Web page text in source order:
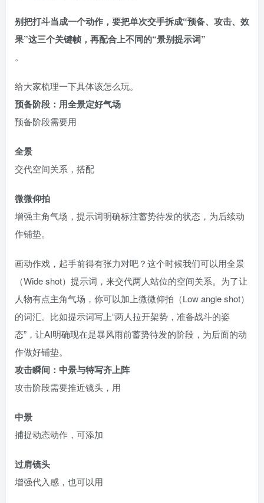
别把打斗当成一个动作，要把单次交手拆成“预备、攻击、效
果”这三个关键帧，再配合上不同的“景别提示词”
。
给大家梳理一下具体该怎么玩。
预备阶段：用全景定好气场
预备阶段需要用
全景
交代空间关系，搭配
微微仰拍
增强主角气场，提示词明确标注蓄势待发的状态，为后续动
作铺垫。
画动作戏，起手前得有张力对吧？这个时候我们可以用全景
（Wide shot）提示词，来交代两人站位的空间关系。为了让
人物有点主角气场，你可以加上微微仰拍（Low angle shot）
的词汇。比如提示词写上“两人拉开架势，准备战斗的姿
态”，让AI明确现在是暴风雨前蓄势待发的阶段，为后面的动
作做好铺垫。
攻击瞬间：中景与特写齐上阵
攻击阶段需要推近镜头，用
中景
捕捉动态动作，可添加
过肩镜头
增强代入感，也可以用